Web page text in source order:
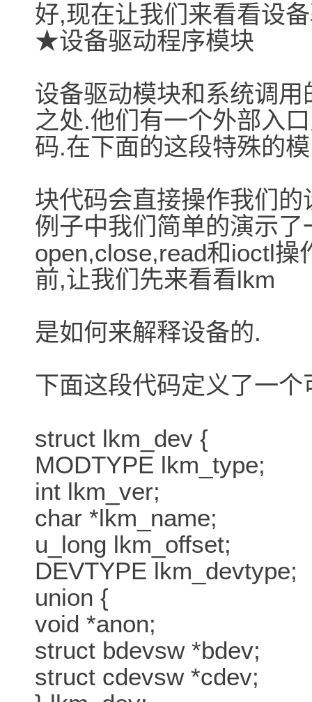
好,现在让我们来看看设
★设备驱动程序模块
设备驱动模块和系统调
之处.他们有一个外部入
码.在下面的这段特殊的模
块代码会直接操作我们的
例子中我们简单的演示
open,close,read和ioctl操
前,让我们先来看看lkm
是如何来解释设备的.
下面这段代码定义了一
struct lkm_dev {
MODTYPE lkm_type;
int lkm_ver;
char *lkm_name;
u_long lkm_offset;
DEVTYPE lkm_devtype;
union {
void *anon;
struct bdevsw *bdev;
struct cdevsw *cdev;